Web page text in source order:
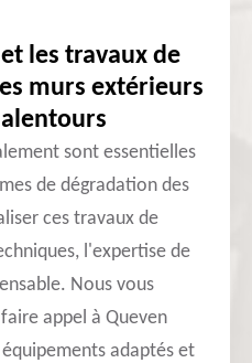
les travaux de
murs extérieurs
sont essentielles
de dégradation des
ces travaux de
l'expertise de
Nous vous
appel à Queven
adaptés et